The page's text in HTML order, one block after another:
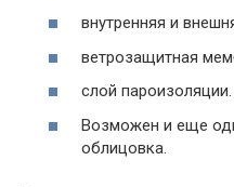
внутренняя и
ветрозащитная
слой пароизоляции.
Возможен и еще
облицовка.